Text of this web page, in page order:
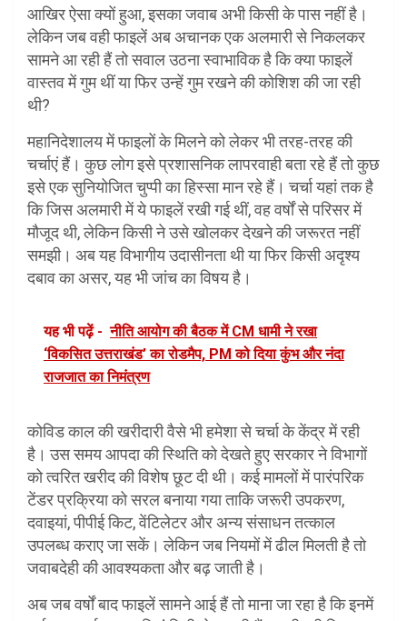
आखिर ऐसा क्यों हुआ, इसका जवाब अभी किसी के पास नहीं है।
लेकिन जब वही फाइलें अब अचानक एक अलमारी से निकलकर
सामने आ रही हैं तो सवाल उठना स्वाभाविक है कि क्या फाइलें
वास्तव में गुम थीं या फिर उन्हें गुम रखने की कोशिश की जा रही
थी?
महानिदेशालय में फाइलों के मिलने को लेकर भी तरह-तरह की
चर्चाएं हैं। कुछ लोग इसे प्रशासनिक लापरवाही बता रहे हैं तो कुछ
इसे एक सुनियोजित चुप्पी का हिस्सा मान रहे हैं। चर्चा यहां तक है
कि जिस अलमारी में ये फाइलें रखी गई थीं, वह वर्षों से परिसर में
मौजूद थी, लेकिन किसी ने उसे खोलकर देखने की जरूरत नहीं
समझी। अब यह विभागीय उदासीनता थी या फिर किसी अदृश्य
दबाव का असर, यह भी जांच का विषय है।
यह भी पढ़ें - नीति आयोग की बैठक में CM धामी ने रखा
‘विकसित उत्तराखंड’ का रोडमैप, PM को दिया कुंभ और नंदा
राजजात का निमंत्रण
कोविड काल की खरीदारी वैसे भी हमेशा से चर्चा के केंद्र में रही
है। उस समय आपदा की स्थिति को देखते हुए सरकार ने विभागों
को त्वरित खरीद की विशेष छूट दी थी। कई मामलों में पारंपरिक
टेंडर प्रक्रिया को सरल बनाया गया ताकि जरूरी उपकरण,
दवाइयां, पीपीई किट, वेंटिलेटर और अन्य संसाधन तत्काल
उपलब्ध कराए जा सकें। लेकिन जब नियमों में ढील मिलती है तो
जवाबदेही की आवश्यकता और बढ़ जाती है।
अब जब वर्षों बाद फाइलें सामने आई हैं तो माना जा रहा है कि इनमें